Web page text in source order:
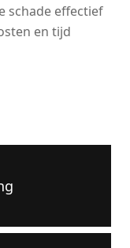
schade effectief
en tijd